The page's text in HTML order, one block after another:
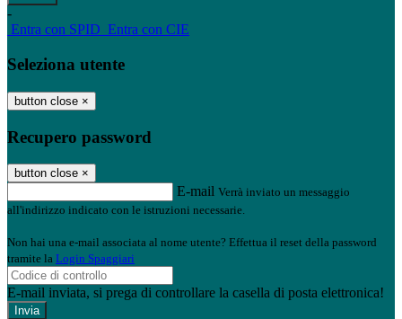
-
Entra con SPID Entra con CIE
Seleziona utente
button close ×
Recupero password
button close ×
E-mail Verrà inviato un messaggio
all'indirizzo indicato con le istruzioni necessarie.
Non hai una e-mail associata al nome utente? Effettua il reset della password
tramite la Login Spaggiari
E-mail inviata, si prega di controllare la casella di posta elettronica!